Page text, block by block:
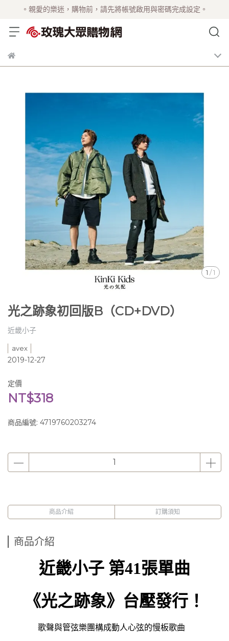
。親愛的樂迷，購物前，請先將帳號啟用與密碼完成設定。
1 /1
光之跡象初回版B（CD+DVD）
近畿小子
avex
2019-12-27
定價
NT$318
商品編號: 4719760203274
商品介紹 訂購須知
商品介紹
近畿小子 第41張單曲
《光之跡象》 台壓發行！
歌聲與管弦樂團構成動人心弦的慢板歌曲